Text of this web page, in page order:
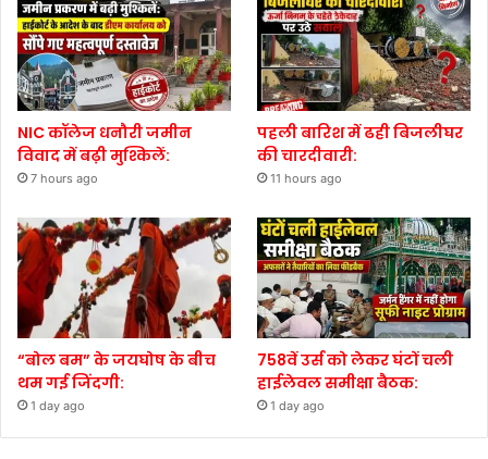
NIC कॉलेज धनौरी जमीन
विवाद में बढ़ी मुश्किलें:
7 hours ago
पहली बारिश में ढही बिजलीघर
की चारदीवारी:
11 hours ago
“बोल बम” के जयघोष के बीच
थम गई जिंदगी:
1 day ago
758वें उर्स को लेकर घंटों चली
हाईलेवल समीक्षा बैठक:
1 day ago